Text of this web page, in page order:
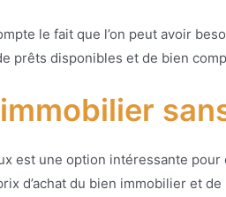
le fait que l’on peut avoir
prêts disponibles et de bien
est une option intéressante
d’achat du bien immobilier et